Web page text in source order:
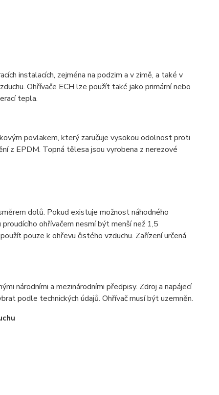
instalacích, zejména na podzim a v zimě, a také v
Ohřívače ECH lze použít také jako primární nebo
tepla.
povlakem, který zaručuje vysokou odolnost proti
z EPDM. Topná tělesa jsou vyrobena z nerezové
dolů. Pokud existuje možnost náhodného
ohřívačem nesmí být menší než 1,5
pouze k ohřevu čistého vzduchu. Zařízení určená
národními a mezinárodními předpisy. Zdroj a napájecí
podle technických údajů. Ohřívač musí být uzemněn.